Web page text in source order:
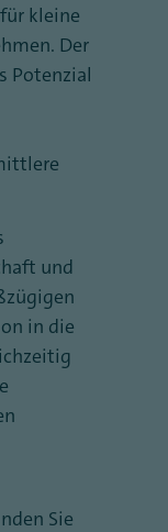
kleine
Der
Potenzial
und
in die
Sie